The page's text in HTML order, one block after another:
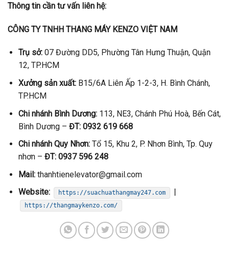
Thông tin cần tư vấn liên hệ:
CÔNG TY TNHH THANG MÁY KENZO VIỆT NAM
Trụ sở:07 Đường DD5, Phường Tân Hưng Thuận, Quận
12, TP.HCM
Xưởng sản xuất:B15/6A Liên Ấp 1-2-3, H. Bình Chánh,
TP.HCM
Chi nhánh Bình Dương:113, NE3, Chánh Phú Hoà, Bến Cát,
Bình Dương – ĐT: 0932 619 668
Chi nhánh Quy Nhơn:Tổ 15, Khu 2, P. Nhơn Bình, Tp. Quy
nhơn – ĐT: 0937 596 248
Mail:thanhtienelevator@gmail.com
Website:
https://suachuathangmay247.com
https://thangmaykenzo.com/